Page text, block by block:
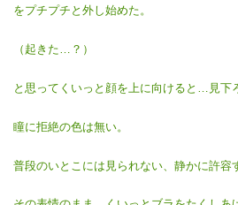
をプチプチと外し始めた。
（起きた…？）
と思ってくいっと顔を上に向けると…見下
瞳に拒絶の色は無い。
普段のいとこには見られない、静かに許容